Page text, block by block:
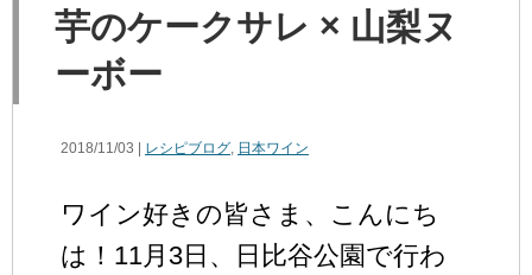
芋のケークサレ × 山梨ヌ
ーボー
2018/11/03 | レシピブログ, 日本ワイン
ワイン好きの皆さま、こんにち
は！11月3日、日比谷公園で行わ